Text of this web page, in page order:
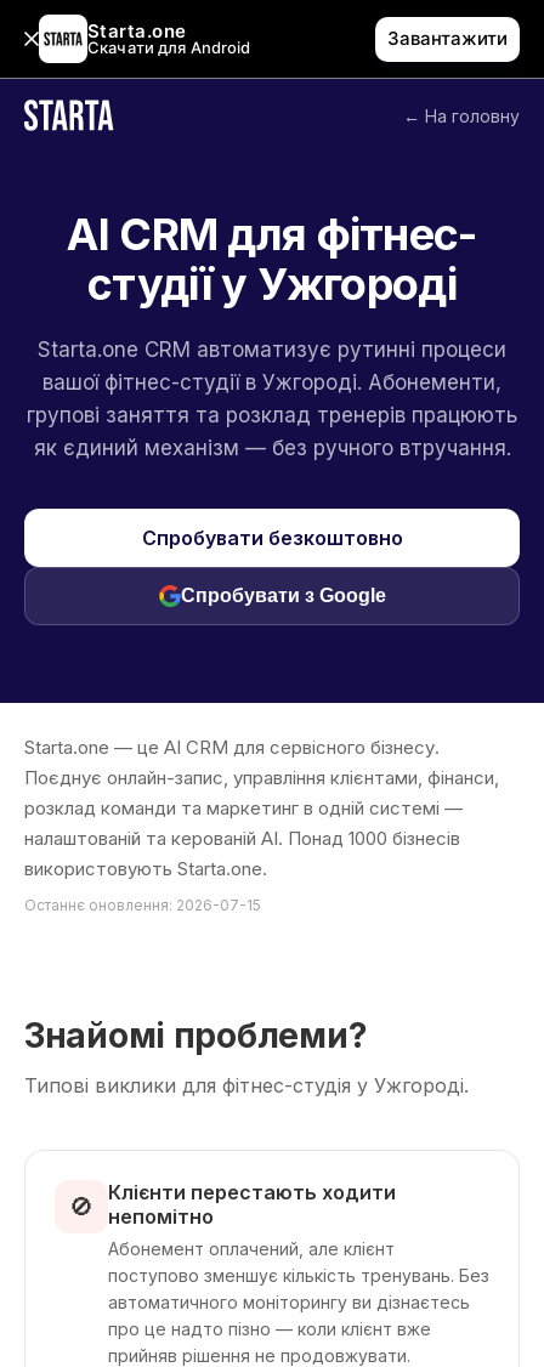
Starta.one
Скачати для Android Завантажити
← На головну
AI CRM для фітнес-
студії у Ужгороді
Starta.one CRM автоматизує рутинні процеси
вашої фітнес-студії в Ужгороді. Абонементи,
групові заняття та розклад тренерів працюють
як єдиний механізм — без ручного втручання.
Спробувати безкоштовно
Спробувати з Google
Starta.one — це AI CRM для сервісного бізнесу.
Поєднує онлайн-запис, управління клієнтами, фінанси,
розклад команди та маркетинг в одній системі —
налаштованій та керованій AI. Понад 1000 бізнесів
використовують Starta.one.
Останнє оновлення: 2026-07-15
Знайомі проблеми?
Типові виклики для фітнес-студія у Ужгороді.
🚫
Клієнти перестають ходити
непомітно
Абонемент оплачений, але клієнт
поступово зменшує кількість тренувань. Без
автоматичного моніторингу ви дізнаєтесь
про це надто пізно — коли клієнт вже
прийняв рішення не продовжувати.